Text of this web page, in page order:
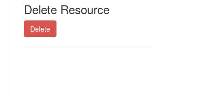
Delete Resource
Delete